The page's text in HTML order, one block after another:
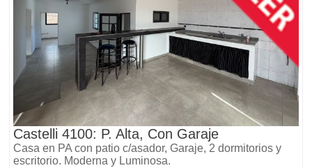
Castelli 4100: P. Alta, Con Garaje
Casa en PA con patio c/asador, Garaje, 2 dormitorios y
escritorio. Moderna y Luminosa.